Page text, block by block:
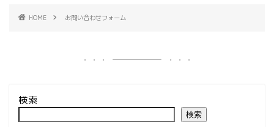
HOME お問い合わせフォーム
検索
検索